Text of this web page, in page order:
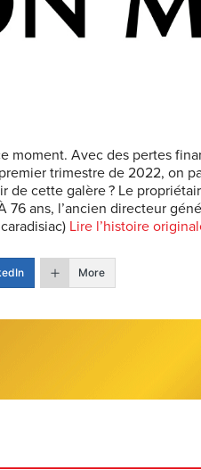
moment. Avec des pertes
trimestre de 2022, on
de cette galère ? Le
ans, l’ancien directeur
Lire l’histoire
More